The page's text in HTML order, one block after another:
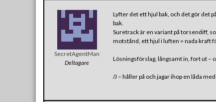
SecretAgentMan
Deltagare
Lyfter det ett hjul bak, och det gör det
bak.
Suretrack är en variant på torsendiff,
motstånd, ett hjul i luften = nada kraft
Lösningsförslag, långsamt in, fort ut –
/J – håller på och jagar ihop en låda